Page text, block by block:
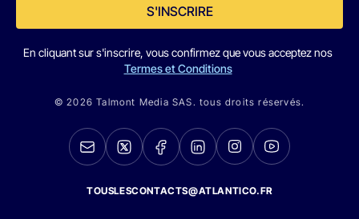
S'INSCRIRE
En cliquant sur s'inscrire, vous confirmez que vous acceptez nos
Termes et Conditions
© 2026 Talmont Media SAS. tous droits réservés.
TOUSLESCONTACTS@ATLANTICO.FR